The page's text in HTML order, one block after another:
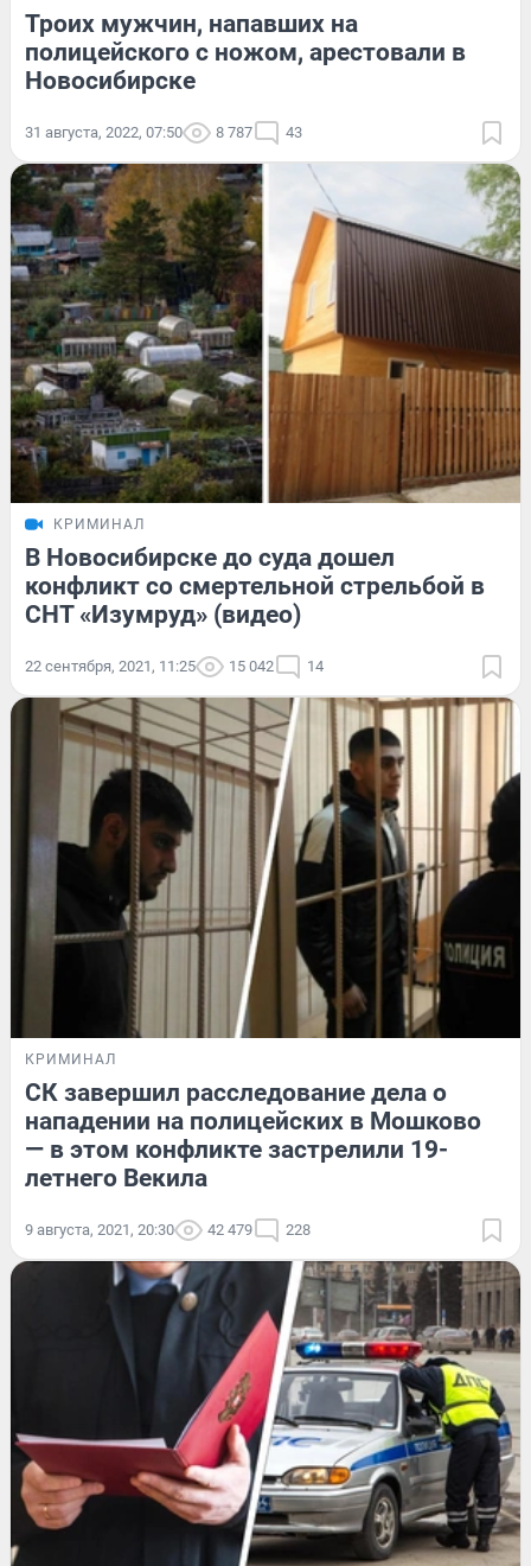
Троих мужчин, напавших на
полицейского с ножом, арестовали в
Новосибирске
31 августа, 2022, 07:50 8 787 43
КРИМИНАЛ
В Новосибирске до суда дошел
конфликт со смертельной стрельбой в
СНТ «Изумруд» (видео)
22 сентября, 2021, 11:25 15 042 14
КРИМИНАЛ
СК завершил расследование дела о
нападении на полицейских в Мошково
— в этом конфликте застрелили 19-
летнего Векила
9 августа, 2021, 20:30 42 479 228